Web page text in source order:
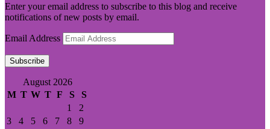
Enter your email address to subscribe to this blog and receive
notifications of new posts by email.
Email Address
Subscribe
August 2026
M T W T F S
S
1
2
3
4 5 6 7 8
9